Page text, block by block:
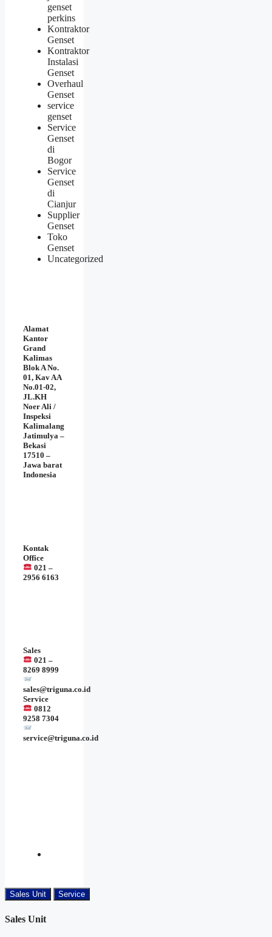
genset
perkins
Kontraktor
Genset
Kontraktor
Instalasi
Genset
Overhaul
Genset
service
genset
Service
Genset
di
Bogor
Service
Genset
di
Cianjur
Supplier
Genset
Toko
Genset
Uncategorized
Alamat
Kantor
Grand
Kalimas
Blok A No.
01, Kav AA
No.01-02,
JL.KH
Noer Ali /
Inspeksi
Kalimalang
Jatimulya –
Bekasi
17510 –
Jawa barat
Indonesia
Kontak
Office
021 –
2956 6163
Sales
021 –
8269 8999
sales@triguna.co.id
Service
0812
9258 7304
service@triguna.co.id
Sales Unit Service
Sales Unit